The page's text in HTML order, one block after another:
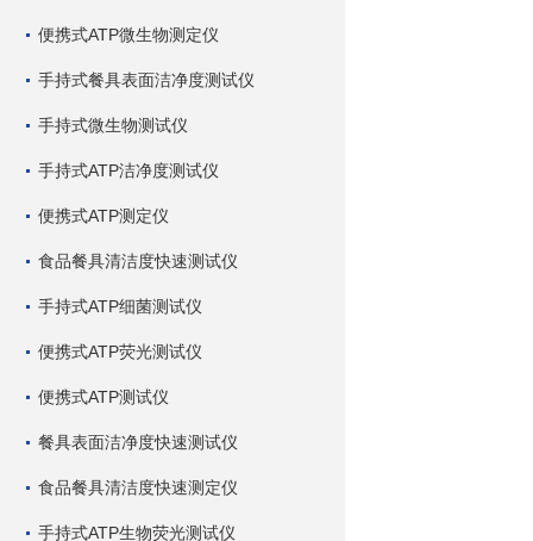
便携式ATP微生物测定仪
手持式餐具表面洁净度测试仪
手持式微生物测试仪
手持式ATP洁净度测试仪
便携式ATP测定仪
食品餐具清洁度快速测试仪
手持式ATP细菌测试仪
便携式ATP荧光测试仪
便携式ATP测试仪
餐具表面洁净度快速测试仪
食品餐具清洁度快速测定仪
手持式ATP生物荧光测试仪